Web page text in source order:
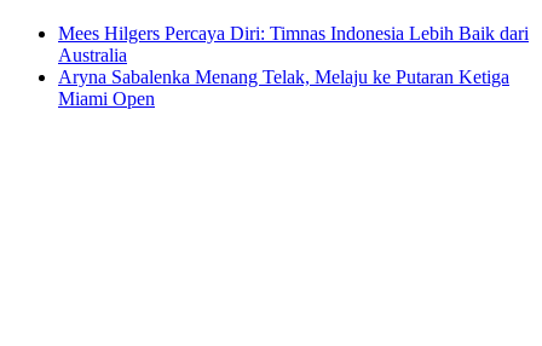
Mees Hilgers Percaya Diri: Timnas Indonesia Lebih Baik dari
Australia
Aryna Sabalenka Menang Telak, Melaju ke Putaran Ketiga
Miami Open